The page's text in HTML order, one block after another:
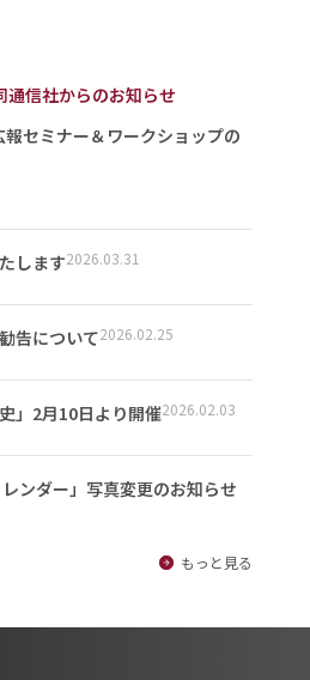
通信社からのお知らせ
セミナー＆ワークショップの
します2026.03.31
告について2026.02.25
」2月10日より開催2026.02.03
レンダー」写真変更のお知らせ
もっと見る